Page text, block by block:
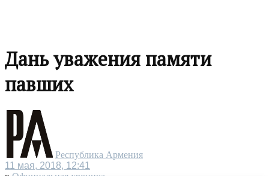
Дань уважения памяти
павших
Республика Армения
11 мая, 2018, 12:41